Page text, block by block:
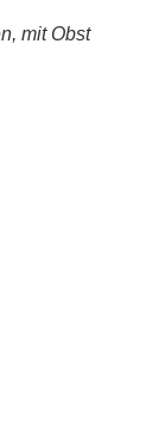
mit Obst